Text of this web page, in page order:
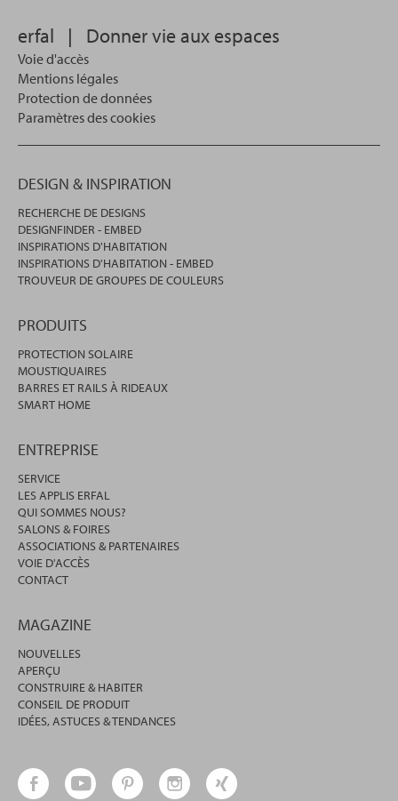
recherche.
erfal | Donner vie aux espaces
Voie d'accès
Mentions légales
Protection de données
Paramètres des cookies
DESIGN & INSPIRATION
RECHERCHE DE DESIGNS
DESIGNFINDER - EMBED
INSPIRATIONS D'HABITATION
INSPIRATIONS D'HABITATION - EMBED
TROUVEUR DE GROUPES DE COULEURS
PRODUITS
PROTECTION SOLAIRE
MOUSTIQUAIRES
BARRES ET RAILS À RIDEAUX
SMART HOME
ENTREPRISE
SERVICE
LES APPLIS ERFAL
QUI SOMMES NOUS?
SALONS & FOIRES
ASSOCIATIONS & PARTENAIRES
VOIE D'ACCÈS
CONTACT
MAGAZINE
NOUVELLES
APERÇU
CONSTRUIRE & HABITER
CONSEIL DE PRODUIT
IDÉES, ASTUCES & TENDANCES